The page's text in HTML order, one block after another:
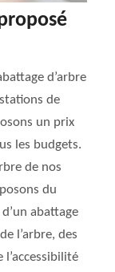
d’arbre
de
un prix
les budgets.
de nos
du
abattage
l’arbre, des